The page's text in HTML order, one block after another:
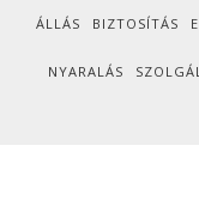
Skip to content
ÁLLÁS BIZTOSÍTÁS
NYARALÁS